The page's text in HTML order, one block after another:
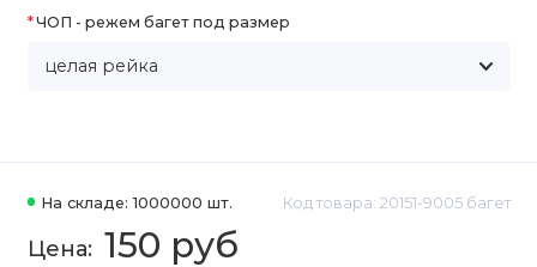
На складе: 1000000 шт. Код товара: 20151-9005 багет
150 руб
ЧОП - режем багет под размер